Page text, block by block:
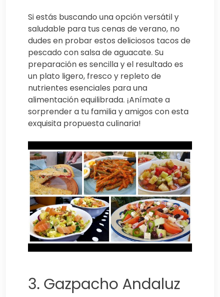
Si estás buscando una opción versátil y
saludable para tus cenas de verano, no
dudes en probar estos deliciosos tacos de
pescado con salsa de aguacate. Su
preparación es sencilla y el resultado es
un plato ligero, fresco y repleto de
nutrientes esenciales para una
alimentación equilibrada. ¡Anímate a
sorprender a tu familia y amigos con esta
exquisita propuesta culinaria!
3. Gazpacho Andaluz